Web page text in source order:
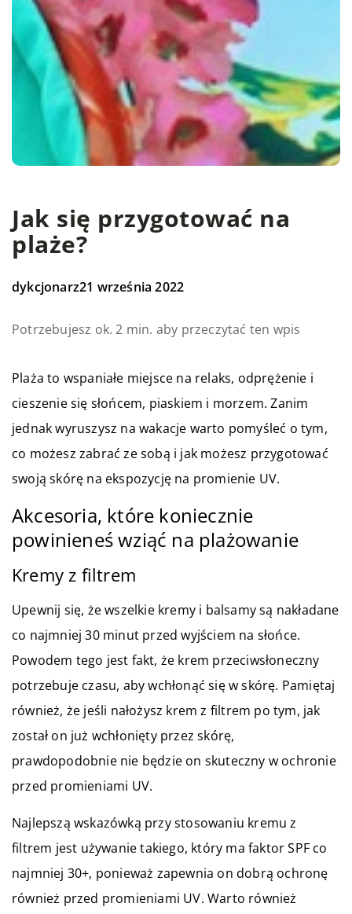
Jak się przygotować na
plaże?
dykcjonarz21 września 2022
Potrzebujesz ok. 2 min. aby przeczytać ten wpis
Plaża to wspaniałe miejsce na relaks, odprężenie i
cieszenie się słońcem, piaskiem i morzem. Zanim
jednak wyruszysz na wakacje warto pomyśleć o tym,
co możesz zabrać ze sobą i jak możesz przygotować
swoją skórę na ekspozycję na promienie UV.
Akcesoria, które koniecznie
powinieneś wziąć na plażowanie
Kremy z filtrem
Upewnij się, że wszelkie kremy i balsamy są nakładane
co najmniej 30 minut przed wyjściem na słońce.
Powodem tego jest fakt, że krem przeciwsłoneczny
potrzebuje czasu, aby wchłonąć się w skórę. Pamiętaj
również, że jeśli nałożysz krem z filtrem po tym, jak
został on już wchłonięty przez skórę,
prawdopodobnie nie będzie on skuteczny w ochronie
przed promieniami UV.
Najlepszą wskazówką przy stosowaniu kremu z
filtrem jest używanie takiego, który ma faktor SPF co
najmniej 30+, ponieważ zapewnia on dobrą ochronę
również przed promieniami UV. Warto również